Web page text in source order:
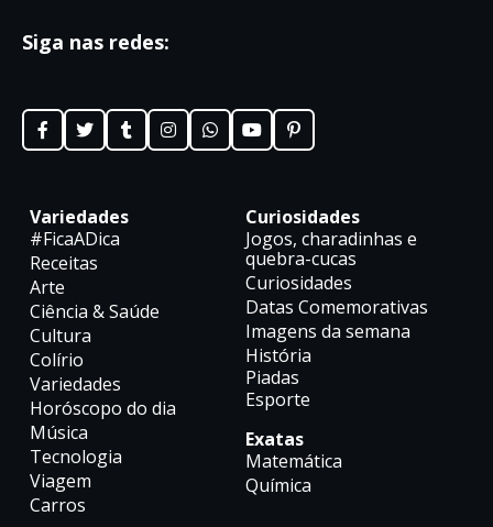
Siga nas redes:
Variedades
#FicaADica
Receitas
Arte
Ciência & Saúde
Cultura
Colírio
Variedades
Horóscopo do dia
Música
Tecnologia
Viagem
Carros
Curiosidades
Jogos, charadinhas e
quebra-cucas
Curiosidades
Datas Comemorativas
Imagens da semana
História
Piadas
Esporte
Exatas
Matemática
Química